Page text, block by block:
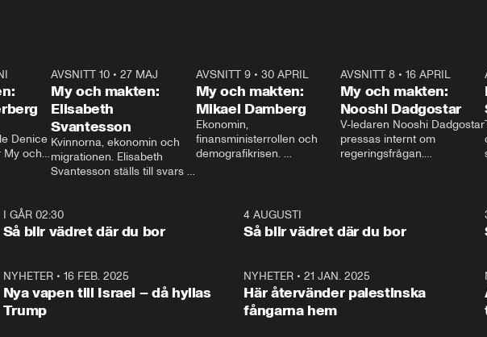
23:40
Denice
My och
AVSNITT 10 •27 MAJ
My och makten:
Elisabeth
Svantesson
Kvinnorna, ekonomin och
migrationen. Elisabeth
Svantesson ställs till svars
AVSNITT 9• 30 APRIL
My och makten:
Mikael Damberg
Ekonomin,
finansministerrollen och
demografikrisen.
och Makten.
AVSNITT 8• 16 APRIL
My och makten:
Nooshi Dadgostar
V-ledaren Nooshi Dadgostar
pressas internt om
regeringsfrågan.
– Vi ställer upp i val. Ska vi
vara med så sitter vi förstås
1:06
I GÅR 02:30
Så blir vädret där du bor
4 AUGUSTI
Så blir vädret där du bor
NYHETER• 16 FEB. 2025
Nya vapen till Israel – då hyllas
Trump
NYHETER •21 JAN. 2025
Här återvänder palestinska
fångarna hem